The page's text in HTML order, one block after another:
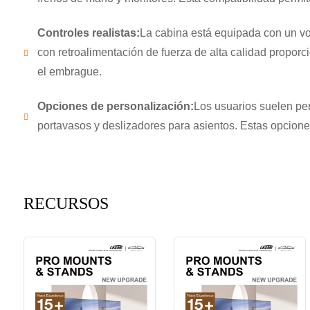
Controles realistas: La cabina está equipada con un
con retroalimentación de fuerza de alta calidad
el embrague.
Opciones de personalización: Los usuarios suelen
portavasos y deslizadores para asientos. Estas
RECURSOS